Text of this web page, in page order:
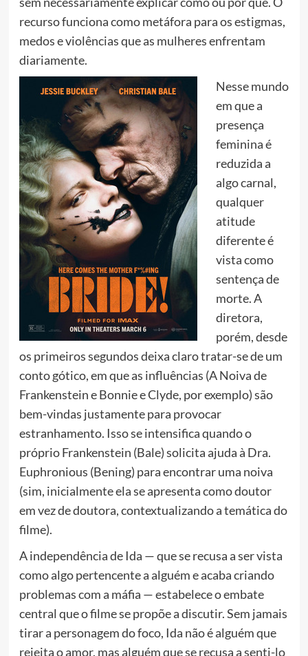
recurso funciona como metáfora para os estigmas,
medos e violências que as mulheres enfrentam
diariamente.
Nesse mundo
em que a
presença
feminina é
reduzida a
algo carnal,
qualquer
atitude
diferente é
vista como
sentença de
morte. A
diretora,
porém, desde
os primeiros segundos deixa claro tratar-se de um
conto gótico, em que as influências (A Noiva de
Frankenstein e Bonnie e Clyde, por exemplo) são
bem-vindas justamente para provocar
estranhamento. Isso se intensifica quando o
próprio Frankenstein (Bale) solicita ajuda à Dra.
Euphronious (Bening) para encontrar uma noiva
(sim, inicialmente ela se apresenta como doutor
em vez de doutora, contextualizando a temática do
filme).
A independência de Ida — que se recusa a ser vista
como algo pertencente a alguém e acaba criando
problemas com a máfia — estabelece o embate
central que o filme se propõe a discutir. Sem jamais
tirar a personagem do foco, Ida não é alguém que
rejeita o amor, mas alguém que se recusa a senti-lo